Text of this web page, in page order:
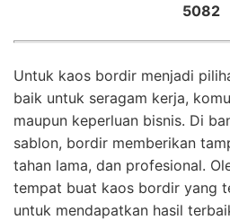
5082
Untuk kaos bordir menjadi
baik untuk seragam kerja,
maupun keperluan bisnis. Di
sablon, bordir memberikan
tahan lama, dan profesional.
tempat buat kaos bordir yang
untuk mendapatkan hasil